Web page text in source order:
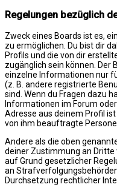
Regelungen bezüglich
Zweck eines Boards ist es,
zu ermöglichen. Du bist dir
Profils und die von dir
zugänglich sein können. Der
einzelne Informationen nur
(z. B. andere registrierte
sind. Wenn du Fragen dazu
Informationen im Forum
Adresse aus deinem Profil
von ihm beauftragte
Andere als die oben
deiner Zustimmung an
auf Grund gesetzlicher
an
Durchsetzung rechtlicher